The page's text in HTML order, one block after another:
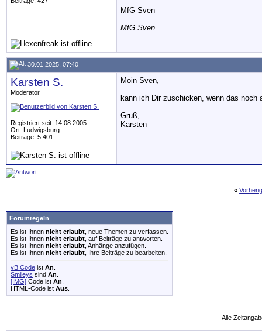
MfG Sven
MfG Sven
30.01.2025, 07:40
Karsten S.
Moderator
Registriert seit: 14.08.2005
Ort: Ludwigsburg
Beiträge: 5.401
Moin Sven,
kann ich Dir zuschicken, wenn das noch
Gruß,
Karsten
«
Forumregeln
Es ist Ihnen nicht erlaubt , neue Themen zu verfassen.
Es ist Ihnen nicht erlaubt , auf Beiträge zu antworten.
Es ist Ihnen nicht erlaubt , Anhänge anzufügen.
Es ist Ihnen nicht erlaubt , Ihre Beiträge zu bearbeiten.
vB Code ist An
Smileys sind An
[IMG] Code ist An
HTML-Code ist Aus
Alle